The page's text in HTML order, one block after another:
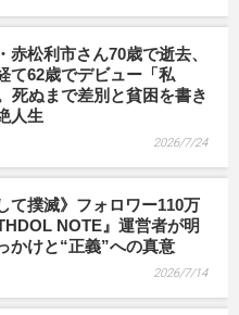
赤松利市さん70歳で逝去、
て62歳でデビュー「私
死ぬまで差別と貧困を書き
人生
2026/7/24
て撲滅》フォロワー110万
NOTE』運営者が明
かけと“正義”への真意
2026/7/14